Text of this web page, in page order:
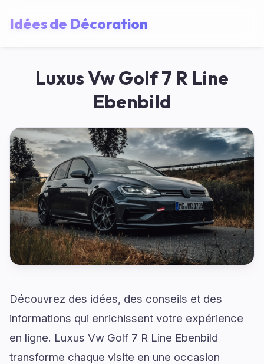
Idées de Décoration
Luxus Vw Golf 7 R Line
Ebenbild
Découvrez des idées, des conseils et des
informations qui enrichissent votre expérience
en ligne. Luxus Vw Golf 7 R Line Ebenbild
transforme chaque visite en une occasion